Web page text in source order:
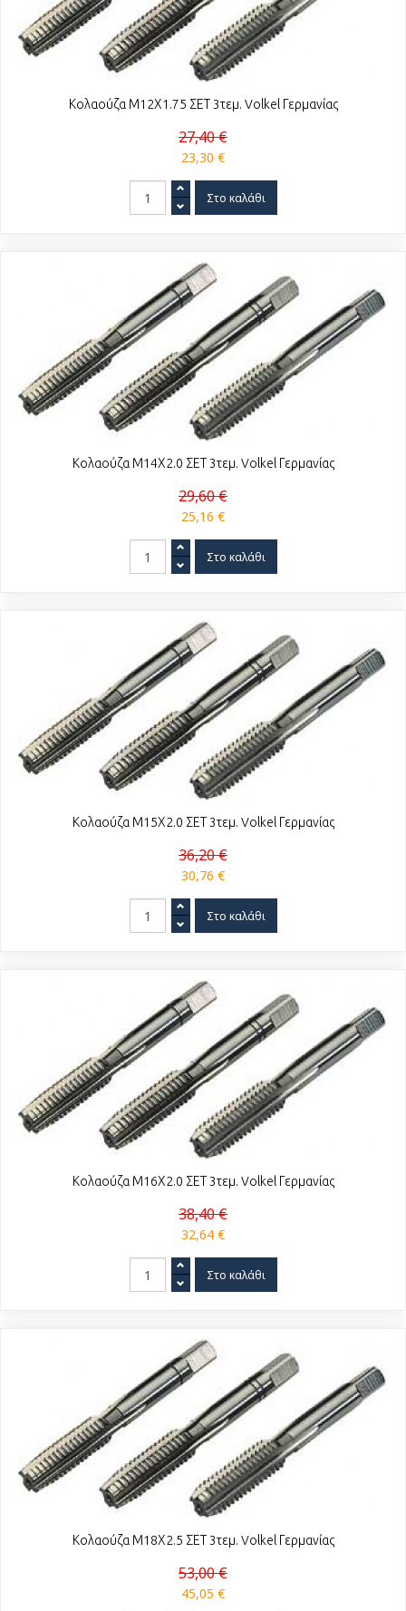
Κολαούζα Μ12Χ1.75 ΣΕΤ 3τεμ. Volkel Γερμανίας
27,40 €
23,30 €
Κολαούζα Μ14Χ2.0 ΣΕΤ 3τεμ. Volkel Γερμανίας
29,60 €
25,16 €
Κολαούζα Μ15Χ2.0 ΣΕΤ 3τεμ. Volkel Γερμανίας
36,20 €
30,76 €
Κολαούζα Μ16Χ2.0 ΣΕΤ 3τεμ. Volkel Γερμανίας
38,40 €
32,64 €
Κολαούζα Μ18Χ2.5 ΣΕΤ 3τεμ. Volkel Γερμανίας
53,00 €
45,05 €